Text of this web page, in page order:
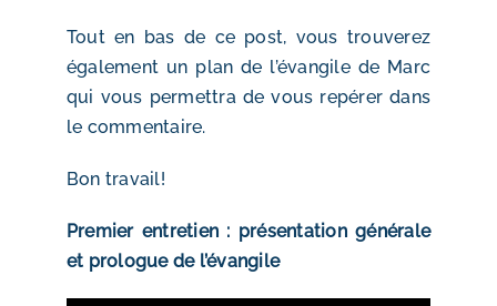
Tout en bas de ce post, vous trouverez
également un plan de l’évangile de Marc
qui vous permettra de vous repérer dans
le commentaire.
Bon travail!
Premier entretien : présentation générale
et prologue de l’évangile